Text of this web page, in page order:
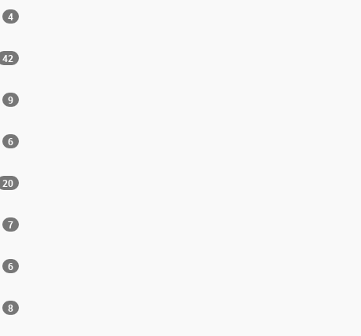
4
42
9
6
20
7
6
8